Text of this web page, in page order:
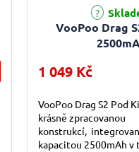
VooPoo Drag
Průměrné hodnocení
1 049 Kč
VooPoo Drag S2 Pod
krásně zpracovanou
konstrukcí,
kapacitou 2500mAh v